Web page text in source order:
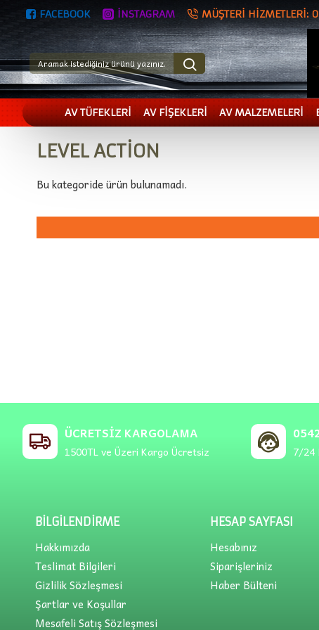
FACEBOOK İNSTAGRAM MÜŞTERI HIZMETLERI:
AV TÜFEKLERİ AV FİŞEKLERİ AV MALZEMELERİ
LEVEL ACTİON
Bu kategoride ürün bulunamadı.
ÜCRETSIZ KARGOLAMA
1500TL ve Üzeri Kargo Ücretsiz 7/24
BILGILENDIRME
Hakkımızda
Teslimat Bilgileri
Gizlilik Sözleşmesi
Şartlar ve Koşullar
Mesafeli Satış Sözleşmesi
HESAP SAYFASI
Hesabınız
Siparişleriniz
Haber Bülteni